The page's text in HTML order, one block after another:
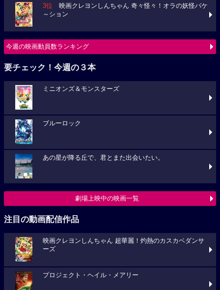
3位 映画クレヨンしんちゃん 奇々怪々！オラの妖怪バケ
～ション
今週の映画動員数ランキング
要チェック！今週の３本
ミニオンズ＆モンスターズ
ブルーロック
あの星が降る丘で、君とまた出会いたい。
劇場上映中の映画一覧
注目の動画配信作品
映画クレヨンしんちゃん 超華麗！灼熱のカスカベダンサ
ーズ
プロジェクト・ヘイル・メアリー